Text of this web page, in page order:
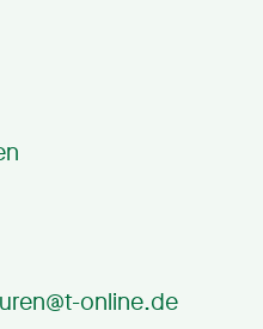
online.de